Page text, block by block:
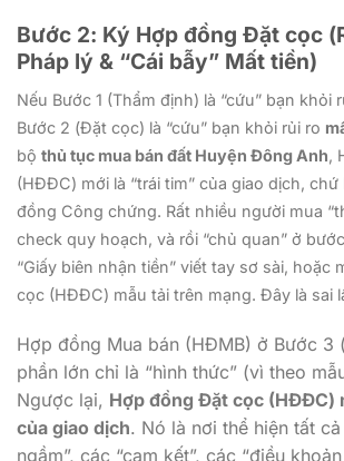
Bước 2: Ký Hợp đồng Đặt cọc
Pháp lý & “Cái bẫy” Mất tiền)
Nếu Bước 1 (Thẩm định) là “cứu” bạn khỏi
Bước 2 (Đặt cọc) là “cứu” bạn khỏi rủi ro
bộ thủ tục mua bán đất Huyện Đông Anh,
(HĐĐC) mới là “trái tim” của giao dịch,
đồng Công chứng. Rất nhiều người mua
check quy hoạch, và rồi “chủ quan” ở
“Giấy biên nhận tiền” viết tay sơ sài, hoặc
cọc (HĐĐC) mẫu tải trên mạng. Đây là sai
Hợp đồng Mua bán (HĐMB) ở Bước 3
phần lớn chỉ là “hình thức” (vì theo
Ngược lại, Hợp đồng Đặt cọc (HĐĐC)
của giao dịch. Nó là nơi thể hiện tất
ngầm”, các “cam kết”, các “điều